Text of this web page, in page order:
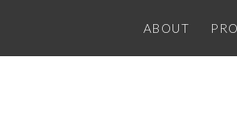
ABOUT